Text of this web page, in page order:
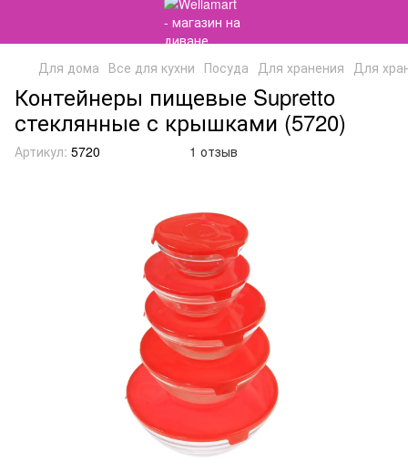
Для дома Все для кухни Посуда Для хранения Для
Контейнеры пищевые Supretto
стеклянные с крышками (5720)
Артикул: 5720 1 отзыв